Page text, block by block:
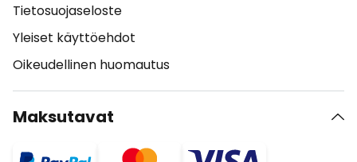
Tietosuojaseloste
Yleiset käyttöehdot
Oikeudellinen huomautus
Maksutavat